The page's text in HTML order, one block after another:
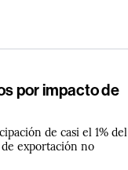
por impacto de
de casi el 1% del
exportación no